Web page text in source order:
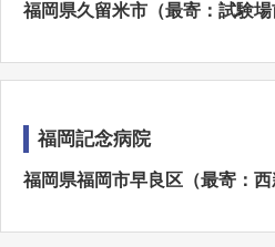
福岡県久留米市（最寄：試験
福岡記念病院
福岡県福岡市早良区（最寄：